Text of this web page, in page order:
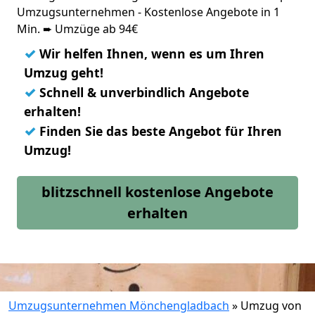
Umzugsunternehmen - Kostenlose Angebote in 1
Min. ➨ Umzüge ab 94€
✓ Wir helfen Ihnen, wenn es um Ihren
Umzug geht!
✓ Schnell & unverbindlich Angebote
erhalten!
✓ Finden Sie das beste Angebot für Ihren
Umzug!
blitzschnell kostenlose Angebote
erhalten
Umzugsunternehmen Mönchengladbach » Umzug von